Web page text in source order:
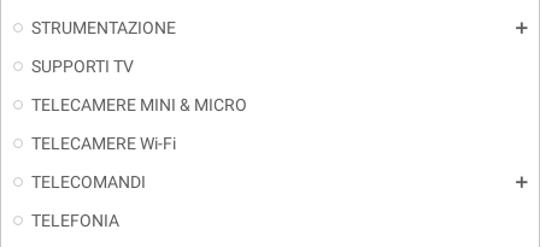
STRUMENTAZIONE
add
SUPPORTI TV
TELECAMERE MINI & MICRO
TELECAMERE Wi-Fi
TELECOMANDI
add
TELEFONIA